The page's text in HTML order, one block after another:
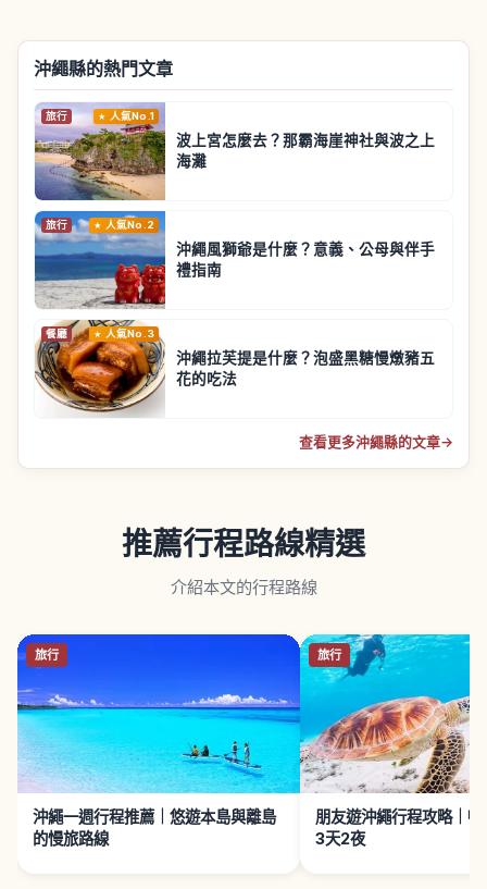
沖繩縣的熱門文章
旅行 人氣No.1
波上宮怎麼去？那霸海崖神社與波之上
海灘
旅行 人氣No.2
沖繩風獅爺是什麼？意義、公母與伴手
禮指南
餐廳 人氣No.3
沖繩拉芙提是什麼？泡盛黑糖慢燉豬五
花的吃法
查看更多沖繩縣的文章→
推薦行程路線精選
介紹本文的行程路線
旅行
沖繩一週行程推薦｜悠遊本島與離島
的慢旅路線
旅行
朋友遊沖繩行程攻略｜
3天2夜